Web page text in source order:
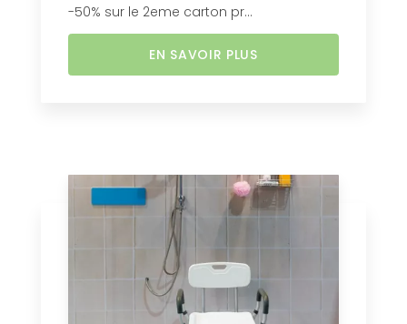
-50% sur le 2eme carton pr...
EN SAVOIR PLUS